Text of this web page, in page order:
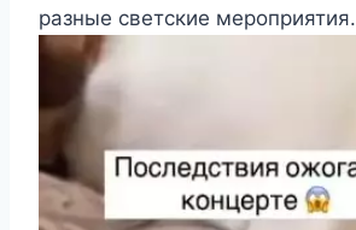
разные светские мероприятия.